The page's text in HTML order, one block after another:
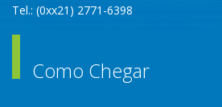
Tel.: (0xx21) 2771-6398
Como Chegar